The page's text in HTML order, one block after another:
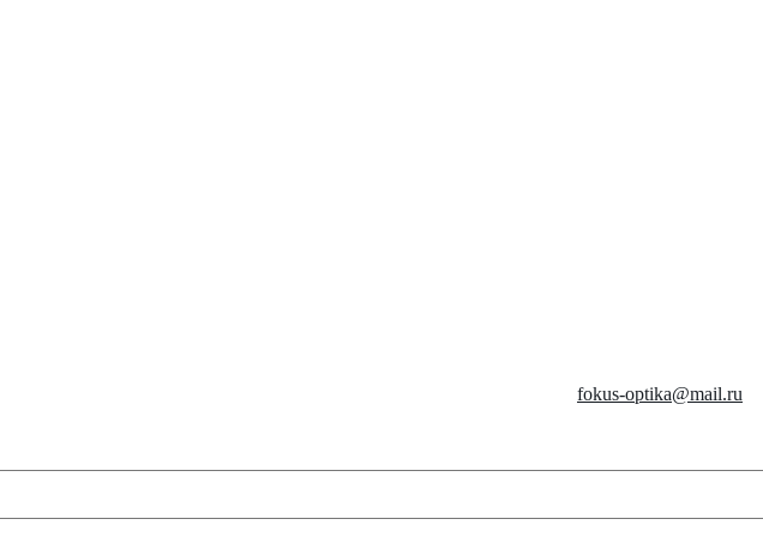
fokus-optika@mail.ru